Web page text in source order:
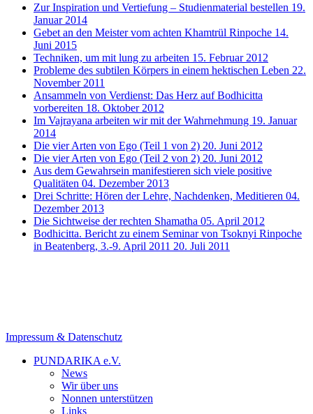
Zur Inspiration und Vertiefung – Studienmaterial bestellen 19.
Januar 2014
Gebet an den Meister vom achten Khamtrül Rinpoche 14.
Juni 2015
Techniken, um mit lung zu arbeiten 15. Februar 2012
Probleme des subtilen Körpers in einem hektischen Leben 22.
November 2011
Ansammeln von Verdienst: Das Herz auf Bodhicitta
vorbereiten 18. Oktober 2012
Im Vajrayana arbeiten wir mit der Wahrnehmung 19. Januar
2014
Die vier Arten von Ego (Teil 1 von 2) 20. Juni 2012
Die vier Arten von Ego (Teil 2 von 2) 20. Juni 2012
Aus dem Gewahrsein manifestieren sich viele positive
Qualitäten 04. Dezember 2013
Drei Schritte: Hören der Lehre, Nachdenken, Meditieren 04.
Dezember 2013
Die Sichtweise der rechten Shamatha 05. April 2012
Bodhicitta. Bericht zu einem Seminar von Tsoknyi Rinpoche
in Beatenberg, 3.-9. April 2011 20. Juli 2011
Impressum & Datenschutz
PUNDARIKA e.V.
News
Wir über uns
Nonnen unterstützen
Links